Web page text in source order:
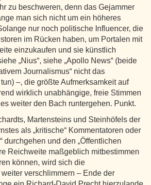
zu beschweren, denn das Gejammer
man sich nicht um ein höheres
nur noch politische Influencer, die
im Rücken haben, um Portalen mit
einzukaufen und sie künstlich
„Nius“, siehe „Apollo News“ (beide
Journalismus“ nicht das
–, die größte Aufmerksamkeit auf
wirklich unabhängige, freie Stimmen
weiter den Bach runtergehen. Punkt.
Martensteins und Steinhöfels der
als „kritische“ Kommentatoren oder
durchgehen und den „Öffentlichen
Reichweite maßgeblich mitbestimmen
können, wird sich die
weiter verschlimmern – Ende der